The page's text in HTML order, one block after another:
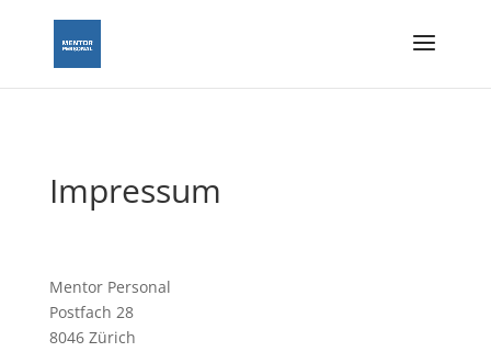
Impressum
Mentor Personal
Postfach 28
8046 Zürich